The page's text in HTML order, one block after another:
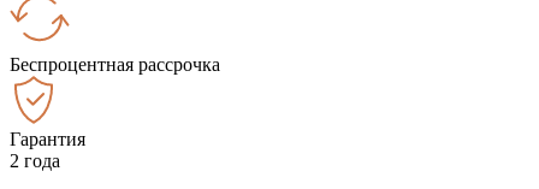
Беспроцентная рассрочка
Гарантия
2 года